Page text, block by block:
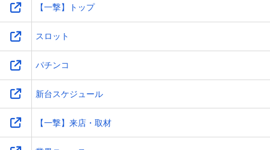
【一撃】トップ
スロット
パチンコ
新台スケジュール
【一撃】来店・取材